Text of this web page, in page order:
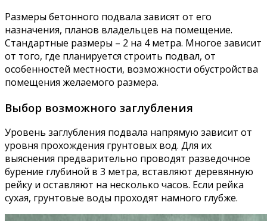
Размеры бетонного подвала зависят от его
назначения, планов владельцев на помещение.
Стандартные размеры – 2 на 4 метра. Многое зависит
от того, где планируется строить подвал, от
особенностей местности, возможности обустройства
помещения желаемого размера.
Выбор возможного заглубления
Уровень заглубления подвала напрямую зависит от
уровня прохождения грунтовых вод. Для их
выяснения предварительно проводят разведочное
бурение глубиной в 3 метра, вставляют деревянную
рейку и оставляют на несколько часов. Если рейка
сухая, грунтовые воды проходят намного глубже.